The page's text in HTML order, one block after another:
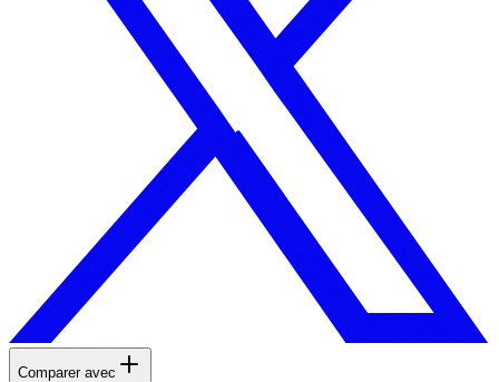
Comparer avec